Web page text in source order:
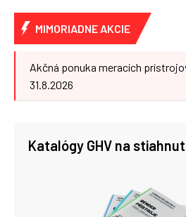
MIMORIADNE AKCIE
Akčná ponuka meracích
31.8.2026
Katalógy GHV na